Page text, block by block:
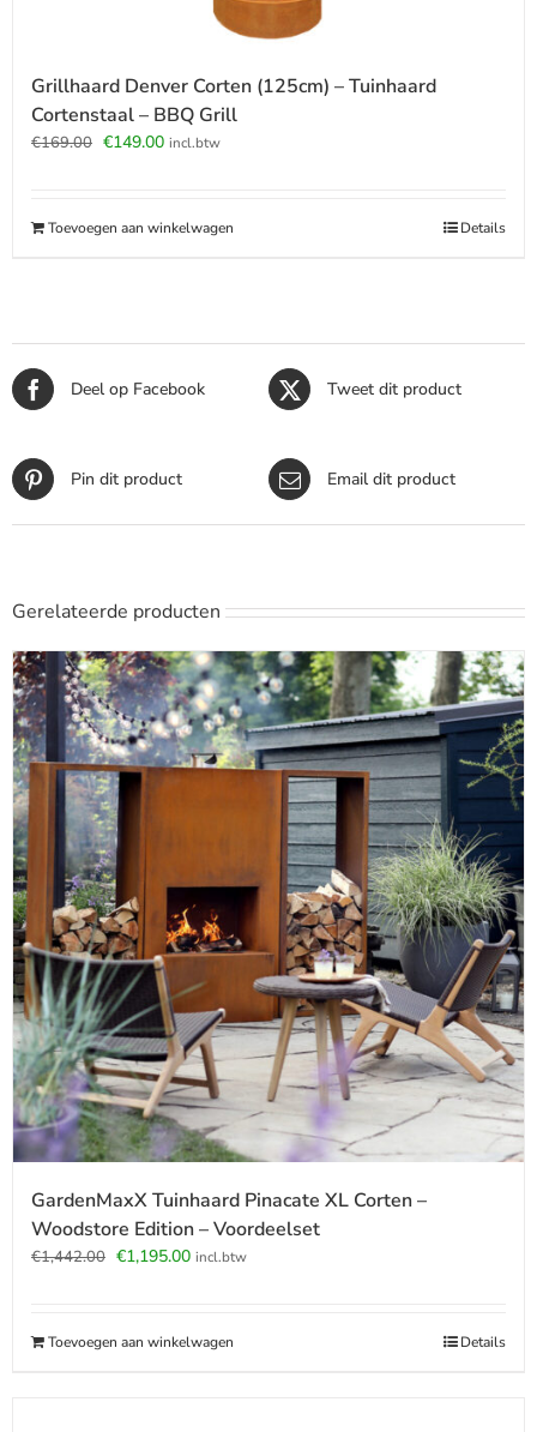
Grillhaard Denver Corten (125cm) – Tuinhaard
Cortenstaal – BBQ Grill
€169.00 Oorspronkelijke
€169.00.
€149.00Huidige
€149.00.
incl.btw
Toevoegen aan winkelwagen Details
Deel op Facebook Tweet dit product
Pin dit product Email dit product
Gerelateerde producten
GardenMaxX Tuinhaard Pinacate XL Corten –
Woodstore Edition – Voordeelset
€1,442.00 Oorspronkelijke
€1,442.00.
€1,195.00Huidige
incl.btw
Toevoegen aan winkelwagen Details